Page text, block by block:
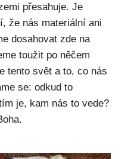
přesahuje. Je
že nás materiální ani
dosahovat zde na
toužit po něčem
tento svět a to, co nás
se: odkud to
je, kam nás to vede?